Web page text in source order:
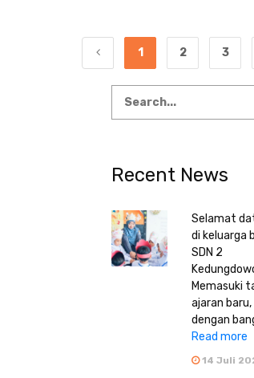
1 2 3
Recent News
Selamat
di keluarga
SDN 2
Memasuki
ajaran baru,
dengan
Read more
14 Juli